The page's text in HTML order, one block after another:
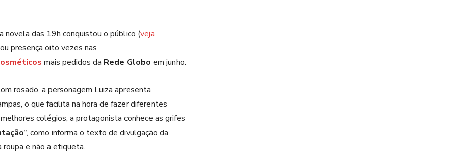
novela das 19h conquistou o público (veja
presença oito vezes nas
mais pedidos da Rede Globo em junho.
rosado, a personagem Luiza apresenta
o que facilita na hora de fazer diferentes
colégios, a protagonista conhece as grifes
“, como informa o texto de divulgação da
e não a etiqueta.